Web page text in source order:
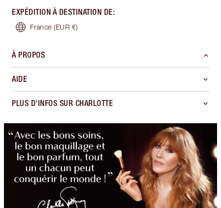
EXPÉDITION À DESTINATION DE:
France (EUR €)
À PROPOS
AIDE
PLUS D'INFOS SUR CHARLOTTE